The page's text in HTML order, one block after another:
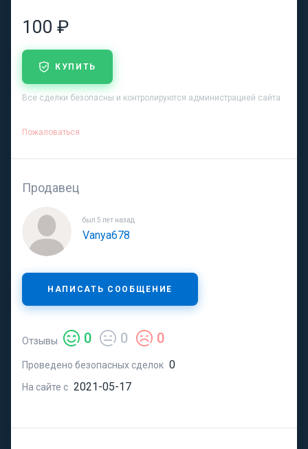
100 ₽
КУПИТЬ
Все сделки безопасны и контролируются администрацией сайта
Пожаловаться
Продавец
был 5 лет назад
Vanya678
НАПИСАТЬ СООБЩЕНИЕ
Отзывы 0 0 0
Проведено безопасных сделок 0
На сайте с 2021-05-17